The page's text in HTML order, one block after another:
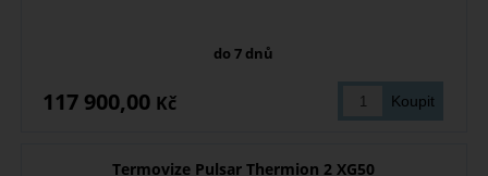
do 7 dnů
117 900,00 Kč
Termovize Pulsar Thermion 2 XG50